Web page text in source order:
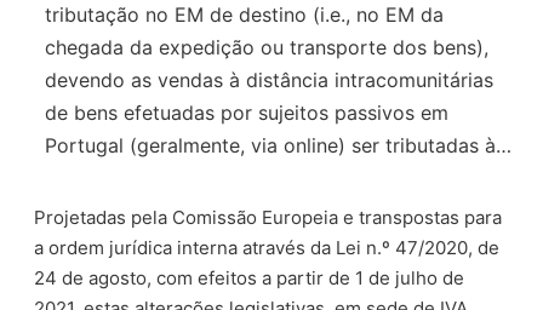
tributação no EM de destino (i.e., no EM da
chegada da expedição ou transporte dos bens),
devendo as vendas à distância intracomunitárias
de bens efetuadas por sujeitos passivos em
Portugal (geralmente, via online) ser tributadas à…
Projetadas pela Comissão Europeia e transpostas para
a ordem jurídica interna através da Lei n.º 47/2020, de
24 de agosto, com efeitos a partir de 1 de julho de